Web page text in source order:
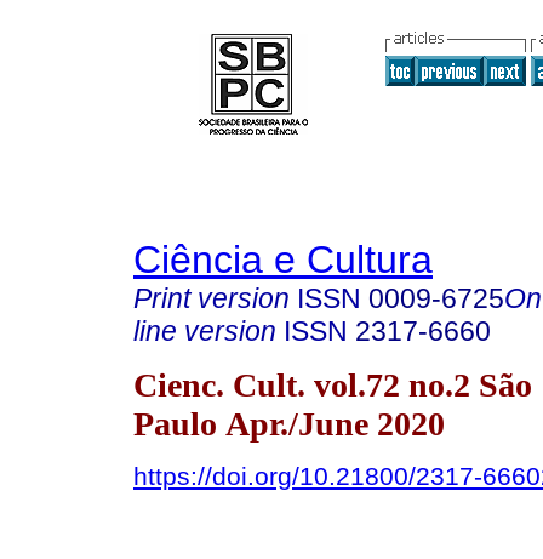
Ciência e Cultura
Print version ISSN 0009-6725
line version ISSN 2317-6660
Cienc. Cult. vol.72 no.2 São
Paulo Apr./June 2020
https://doi.org/10.21800/2317-